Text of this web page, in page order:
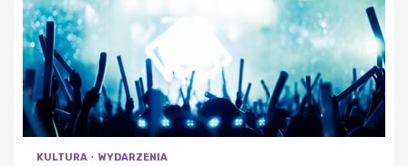
KULTURA WYDARZENIA